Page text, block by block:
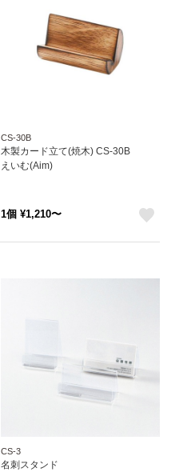
CS-30B
木製カード立て(焼木) CS-30B
えいむ(Aim)
1個 ¥1,210〜
CS-3
名刺スタンド